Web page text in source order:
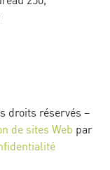
droits réservés –
de sites Web par